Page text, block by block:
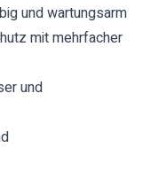
und wartungsarm
mit mehrfacher
und